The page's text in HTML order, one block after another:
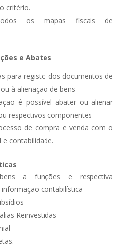
critério.
os mapas fiscais de
e Abates
para registo dos documentos de
à alienação de bens
é possível abater ou alienar
respectivos componentes
de compra e venda com o
contabilidade.
a funções e respectiva
contabilística
Reinvestidas